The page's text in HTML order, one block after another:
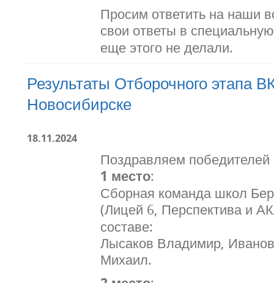
Просим ответить на наши
свои ответы в
еще этого не делали.
Результаты Отборочного этапа
Новосибирске
18.11.2024
Поздравляем
1 место:
Сборная команда школ
(Лицей 6, Перспектива и
составе:
Лысаков Владимир,
Михаил.